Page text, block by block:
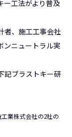
ー工法がより普及
者、施工工事会社
ンニュートラル実
記ブラストキー研
業株式会社の2社の